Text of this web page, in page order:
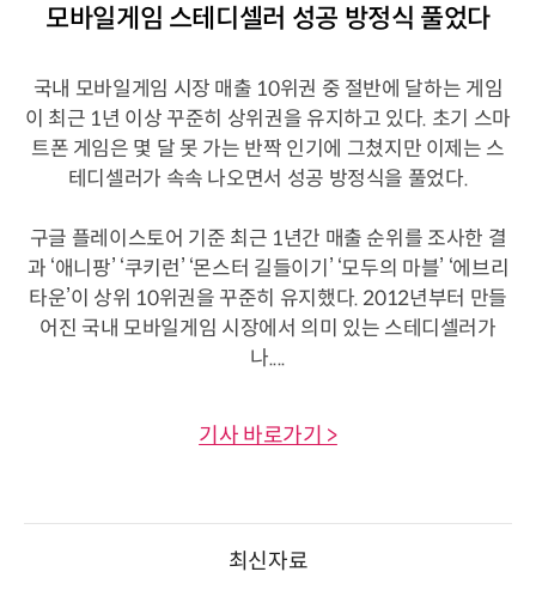
모바일게임 스테디셀러 성공 방정식 풀었다
국내 모바일게임 시장 매출 10위권 중 절반에 달하는 게임
이 최근 1년 이상 꾸준히 상위권을 유지하고 있다. 초기 스마
트폰 게임은 몇 달 못 가는 반짝 인기에 그쳤지만 이제는 스
테디셀러가 속속 나오면서 성공 방정식을 풀었다.
구글 플레이스토어 기준 최근 1년간 매출 순위를 조사한 결
과 ‘애니팡’ ‘쿠키런’ ‘몬스터 길들이기’ ‘모두의 마블’ ‘에브리
타운’이 상위 10위권을 꾸준히 유지했다. 2012년부터 만들
어진 국내 모바일게임 시장에서 의미 있는 스테디셀러가
나....
기사 바로가기 >
최신자료